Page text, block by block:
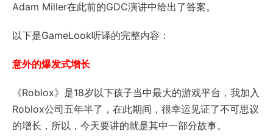
Adam Miller在此前的GDC演讲中给出了答案。
以下是GameLook听译的完整内容：
意外的爆发式增长
《Roblox》是18岁以下孩子当中最大的游戏平台，我加入
Roblox公司五年半了，在此期间，很幸运见证了不可思议
的增长，所以，今天要讲的就是其中一部分故事。